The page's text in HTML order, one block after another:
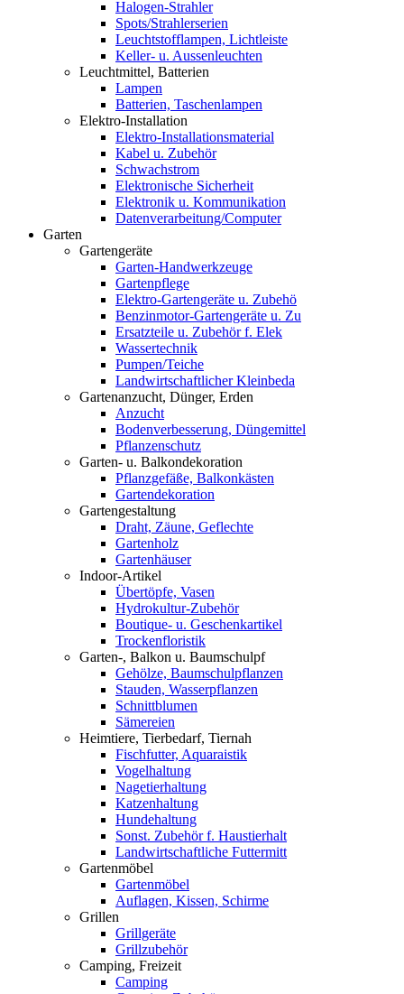
Halogen-Strahler
Spots/Strahlerserien
Leuchtstofflampen, Lichtleiste
Keller- u. Aussenleuchten
Leuchtmittel, Batterien
Lampen
Batterien, Taschenlampen
Elektro-Installation
Elektro-Installationsmaterial
Kabel u. Zubehör
Schwachstrom
Elektronische Sicherheit
Elektronik u. Kommunikation
Datenverarbeitung/Computer
Garten
Gartengeräte
Garten-Handwerkzeuge
Gartenpflege
Elektro-Gartengeräte u. Zubehö
Benzinmotor-Gartengeräte u. Zu
Ersatzteile u. Zubehör f. Elek
Wassertechnik
Pumpen/Teiche
Landwirtschaftlicher Kleinbeda
Gartenanzucht, Dünger, Erden
Anzucht
Bodenverbesserung, Düngemittel
Pflanzenschutz
Garten- u. Balkondekoration
Pflanzgefäße, Balkonkästen
Gartendekoration
Gartengestaltung
Draht, Zäune, Geflechte
Gartenholz
Gartenhäuser
Indoor-Artikel
Übertöpfe, Vasen
Hydrokultur-Zubehör
Boutique- u. Geschenkartikel
Trockenfloristik
Garten-, Balkon u. Baumschulpf
Gehölze, Baumschulpflanzen
Stauden, Wasserpflanzen
Schnittblumen
Sämereien
Heimtiere, Tierbedarf, Tiernah
Fischfutter, Aquaraistik
Vogelhaltung
Nagetierhaltung
Katzenhaltung
Hundehaltung
Sonst. Zubehör f. Haustierhalt
Landwirtschaftliche Futtermitt
Gartenmöbel
Gartenmöbel
Auflagen, Kissen, Schirme
Grillen
Grillgeräte
Grillzubehör
Camping, Freizeit
Camping